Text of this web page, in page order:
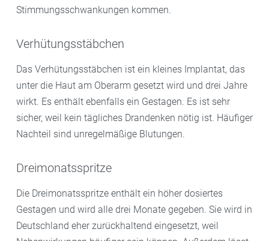
Stimmungsschwankungen kommen.
Verhütungsstäbchen
Das Verhütungsstäbchen ist ein kleines Implantat, das
unter die Haut am Oberarm gesetzt wird und drei Jahre
wirkt. Es enthält ebenfalls ein Gestagen. Es ist sehr
sicher, weil kein tägliches Drandenken nötig ist. Häufiger
Nachteil sind unregelmäßige Blutungen.
Dreimonatsspritze
Die Dreimonatsspritze enthält ein höher dosiertes
Gestagen und wird alle drei Monate gegeben. Sie wird in
Deutschland eher zurückhaltend eingesetzt, weil